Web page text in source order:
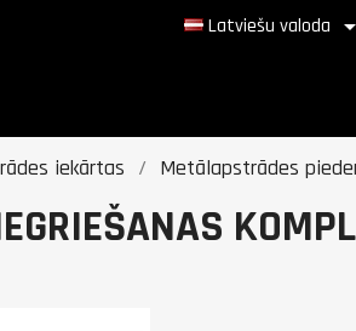
Latviešu valoda 
iekārtas Metālapstrādes